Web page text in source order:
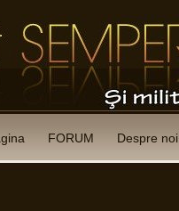
FORUM Despre noi